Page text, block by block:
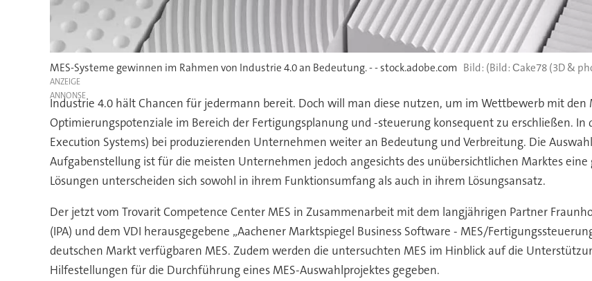
MES-Systeme gewinnen im Rahmen von Industrie 4.0 an Bedeutung. - - stock.adobe.com (Bild: Сake78 (3D &
ANZEIGE
Industrie 4.0 hält Chancen für jedermann bereit. Doch will man diese nutzen, um im Wettbewerb mit
Optimierungspotenziale im Bereich der Fertigungsplanung und -steuerung konsequent zu erschließen.
Execution Systems) bei produzierenden Unternehmen weiter an Bedeutung und Verbreitung. Die
Aufgabenstellung ist für die meisten Unternehmen jedoch angesichts des unübersichtlichen Marktes
Lösungen unterscheiden sich sowohl in ihrem Funktionsumfang als auch in ihrem Lösungsansatz.
Der jetzt vom Trovarit Competence Center MES in Zusammenarbeit mit dem langjährigen Partner
(IPA) und dem VDI herausgegebene „Aachener Marktspiegel Business Software - MES/
deutschen Markt verfügbaren MES. Zudem werden die untersuchten MES im Hinblick auf die
Hilfestellungen für die Durchführung eines MES-Auswahlprojektes gegeben.